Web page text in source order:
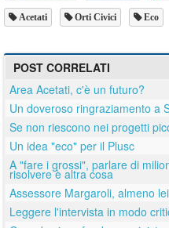
Acetati Orti Civici Eco
POST CORRELATI
Area Acetati, c'è un futuro?
Un doveroso ringraziamento a
Se non riescono nei progetti
Un idea "eco" per il Plusc
A "fare i grossi", parlare di
risolvere è altra cosa
Assessore Margaroli, almeno
Leggere l'intervista in modo